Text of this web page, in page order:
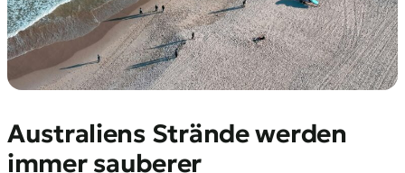
Australiens Strände werden
immer sauberer